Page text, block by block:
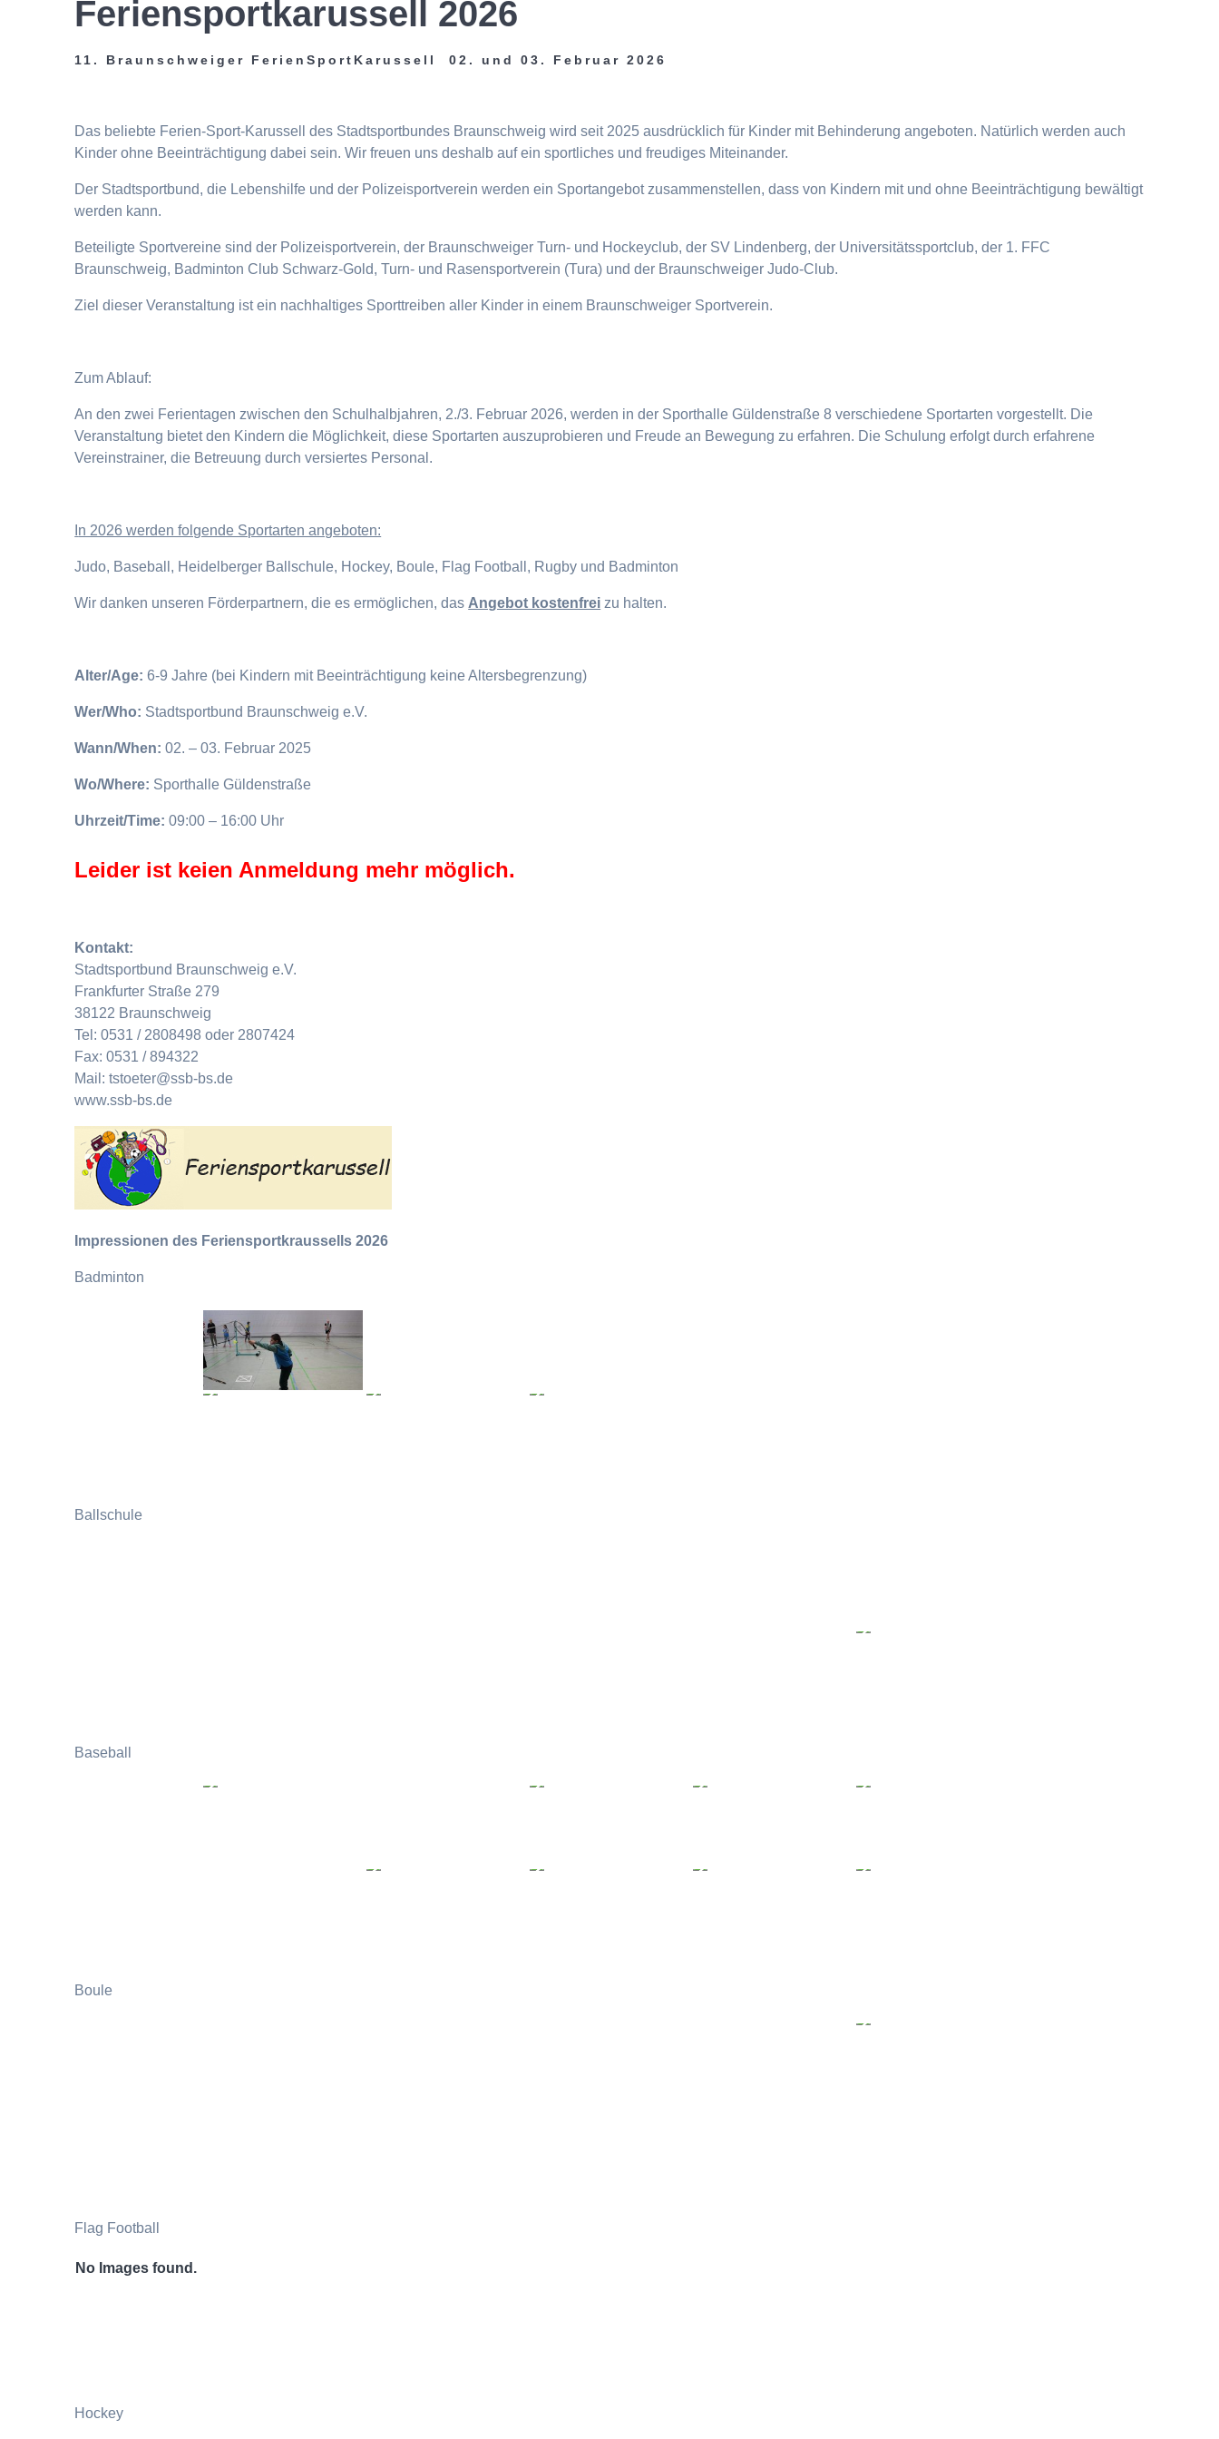
Feriensportkarussell 2026
11. Braunschweiger FerienSportKarussell 02. und 03. Februar 2026
Das beliebte Ferien-Sport-Karussell des Stadtsportbundes Braunschweig wird seit 2025 ausdrücklich für Kinder mit Behinderung angeboten. Natürlich werden auch
Kinder ohne Beeinträchtigung dabei sein. Wir freuen uns deshalb auf ein sportliches und freudiges Miteinander.
Der Stadtsportbund, die Lebenshilfe und der Polizeisportverein werden ein Sportangebot zusammenstellen, dass von Kindern mit und ohne Beeinträchtigung bewältigt
werden kann.
Beteiligte Sportvereine sind der Polizeisportverein, der Braunschweiger Turn- und Hockeyclub, der SV Lindenberg, der Universitätssportclub, der 1. FFC
Braunschweig, Badminton Club Schwarz-Gold, Turn- und Rasensportverein (Tura) und der Braunschweiger Judo-Club.
Ziel dieser Veranstaltung ist ein nachhaltiges Sporttreiben aller Kinder in einem Braunschweiger Sportverein.
Zum Ablauf:
An den zwei Ferientagen zwischen den Schulhalbjahren, 2./3. Februar 2026, werden in der Sporthalle Güldenstraße 8 verschiedene Sportarten vorgestellt. Die
Veranstaltung bietet den Kindern die Möglichkeit, diese Sportarten auszuprobieren und Freude an Bewegung zu erfahren. Die Schulung erfolgt durch erfahrene
Vereinstrainer, die Betreuung durch versiertes Personal.
n 2026 werden folgende Sportarten angeboten:
Judo, Baseball, Heidelberger Ballschule, Hockey, Boule, Flag Football, Rugby und Badminton
Wir danken unseren Förderpartnern, die es ermöglichen, das Angebot kostenfrei zu halten.
Alter/Age:6-9 Jahre (bei Kindern mit Beeinträchtigung keine Altersbegrenzung)
Wer/Who: Stadtsportbund Braunschweig e.V.
Wann/When:02. – 03. Februar 2025
Wo/Where: Sporthalle Güldenstraße
Uhrzeit/Time:09:00 – 16:00 Uhr
Leider ist keien Anmeldung mehr möglich.
Kontakt:
Stadtsportbund Braunschweig e.V.
Frankfurter Straße 279
38122 Braunschweig
Tel: 0531 / 2808498 oder 2807424
Fax: 0531 / 894322
Mail: tstoeter@ssb-bs.de
www.ssb-bs.de
Impressionen des Feriensportkraussells 2026
Badminton
Ballschule
Baseball
Boule
Flag Football
No Images found.
Hockey